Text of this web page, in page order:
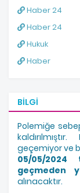
Haber 24
Haber 24
Hukuk
Haber
BILGI
Polemiğe
geçemiyor ve
05/05/2024
geçmeden
alınacaktır.